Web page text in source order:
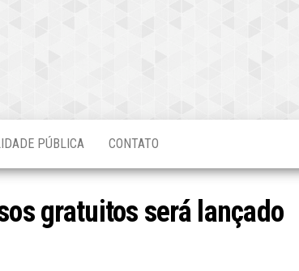
PÚBLICA CONTATO
gratuitos será lançado